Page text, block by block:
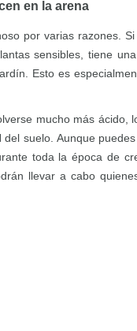
en la arena
por varias razones.
sensibles, tiene
Esto es
mucho más ácido,
suelo. Aunque
toda la época de
llevar a cabo